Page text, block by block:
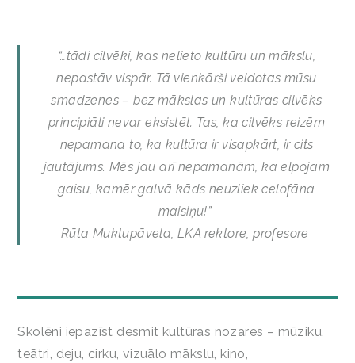
“…tādi cilvēki, kas nelieto kultūru un mākslu,
nepastāv vispār. Tā vienkārši veidotas mūsu
smadzenes – bez mākslas un kultūras cilvēks
principiāli nevar eksistēt. Tas, ka cilvēks reizēm
nepamana to, ka kultūra ir visapkārt, ir cits
jautājums. Mēs jau arī nepamanām, ka elpojam
gaisu, kamēr galvā kāds neuzliek celofāna
maisiņu!”
Rūta Muktupāvela, LKA rektore, profesore
Skolēni iepazīst desmit kultūras nozares – mūziku,
teātri, deju, cirku, vizuālo mākslu, kino,